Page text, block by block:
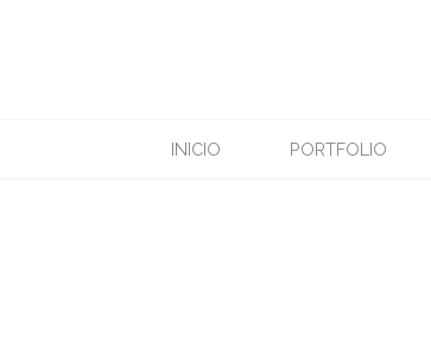
INICIO PORTFOLIO
DE FERIA